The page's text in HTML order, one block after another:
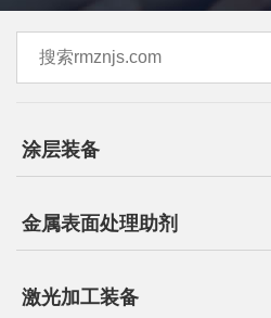
涂层装备
金属表面处理助剂
激光加工装备